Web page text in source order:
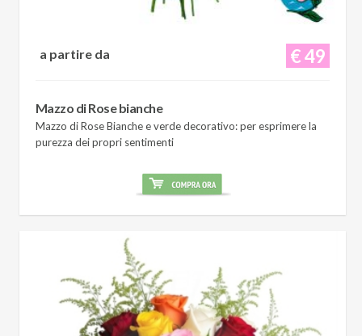
€ 49
a partire da
Mazzo di Rose bianche
Mazzo di Rose Bianche e verde decorativo: per esprimere la
purezza dei propri sentimenti